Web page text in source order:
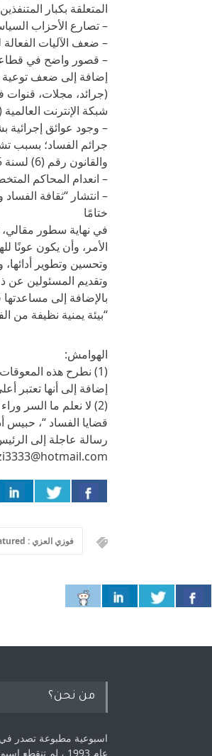
المتعلقة بكبار
– تصارع الأحزاب
– ضعف الآليات الفعالة
– قصور واضح في
إضافة إلى ضعف توعية
(جرائد، مجلات، قنوات
شبكة الإنترنت
– وجود عوائق إجرائية
والقانون رقم (6) لسنة 1995.
– انعدام المحاكم
– انتشار “ثقافة
ختامًا
في نهاية سطور مقالي،
الأمر، وأن يكون عونًا
وتحسين وتطوير
وتقديم المسئولين عن
بالإضافة إلى
“بيئة يمنية نظيفة من
الهوامش:
(1) نطرح هذه
إضافة إلى أنها تعتبر
(2) لا نعلم ما السر
قضايا الفساد “، حبيس
رسالة عاجلة إلى
فوزي العزي : featured
من نحن؟
اسبوعية مطبوعة تصدر في
عام 1993 ، لم